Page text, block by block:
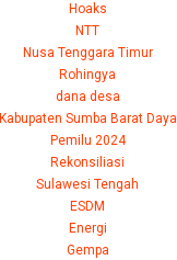
Hoaks
NTT
Nusa Tenggara Timur
Rohingya
dana desa
Kabupaten Sumba Barat Daya
Pemilu 2024
Rekonsiliasi
Sulawesi Tengah
ESDM
Energi
Gempa